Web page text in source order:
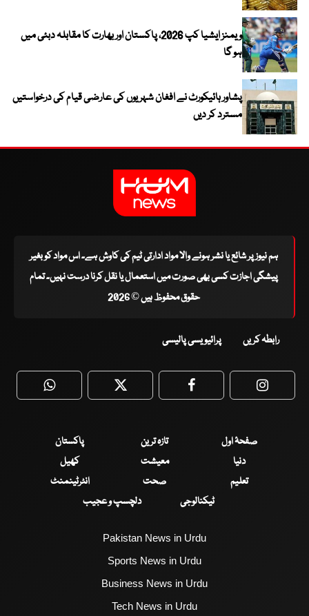
ویمنز ایشیا کپ 2026، پاکستان اور بھارت کا مقابلہ دبئی میں
ہو گا
پشاور ہائیکورٹ نے افغان شہریوں کی عارضی قیام کی درخواستیں
مسترد کر دیں
ہم نیوز پر شائع یا نشر ہونے والا مواد ادارتی ٹیم کی کاوش ہے۔ اس مواد کو بغیر
پیشگی اجازت کسی بھی صورت میں استعمال یا نقل کرنا درست نہیں۔ تمام
حقوق محفوظ ہیں © 2026
رابطہ کریں پرائیویسی پالیسی
WhatsApp Twitter Facebook
صفحۂ اول تازہ ترین
پاکستان
دنیا
معیشت
کھیل
تعلیم
صحت
انٹرٹینمنٹ
ٹیکنالوجی
دلچسپ و عجیب
Pakistan News in Urdu
Sports News in Urdu
Business News in Urdu
Tech News in Urdu